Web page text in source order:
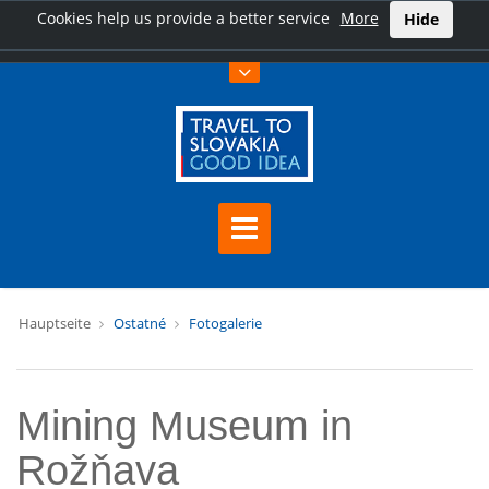
Cookies help us provide a better service More Hide
Hauptseite Ostatné Fotogalerie
Mining Museum in
Rožňava